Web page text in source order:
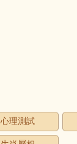
心理測試